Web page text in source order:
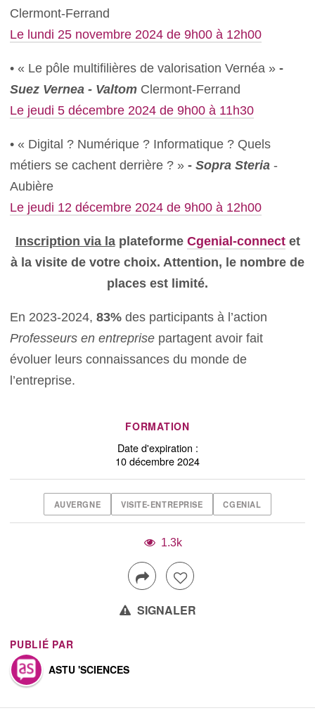
Clermont-Ferrand
Le lundi 25 novembre 2024 de 9h00 à 12h00
• « Le pôle multifilières de valorisation Vernéa »-
Suez Vernea - Valtom Clermont-Ferrand
Le jeudi 5 décembre 2024 de 9h00 à 11h30
• « Digital ? Numérique ? Informatique ? Quels
métiers se cachent derrière ? »-Sopra Steria -
Aubière
Le jeudi 12 décembre 2024 de 9h00 à 12h00
Inscription via laplateforme Cgenial-connectet
à la visite de votre choix. Attention, le nombre de
places est limité.
En 2023-2024, 83% des participants à l’action
Professeurs en entreprise partagent avoir fait
évoluer leurs connaissances du monde de
l’entreprise.
FORMATION
Date d'expiration :
10 décembre 2024
AUVERGNE VISITE-ENTREPRISE CGENIAL
1.3k
SIGNALER
PUBLIÉ PAR
ASTU 'SCIENCES